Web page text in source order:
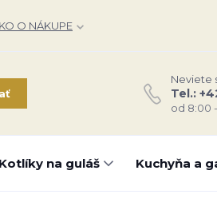
O NÁKUPE
Neviete
Tel.:
od 8:00
Kotlíky na guláš Kuchyňa a